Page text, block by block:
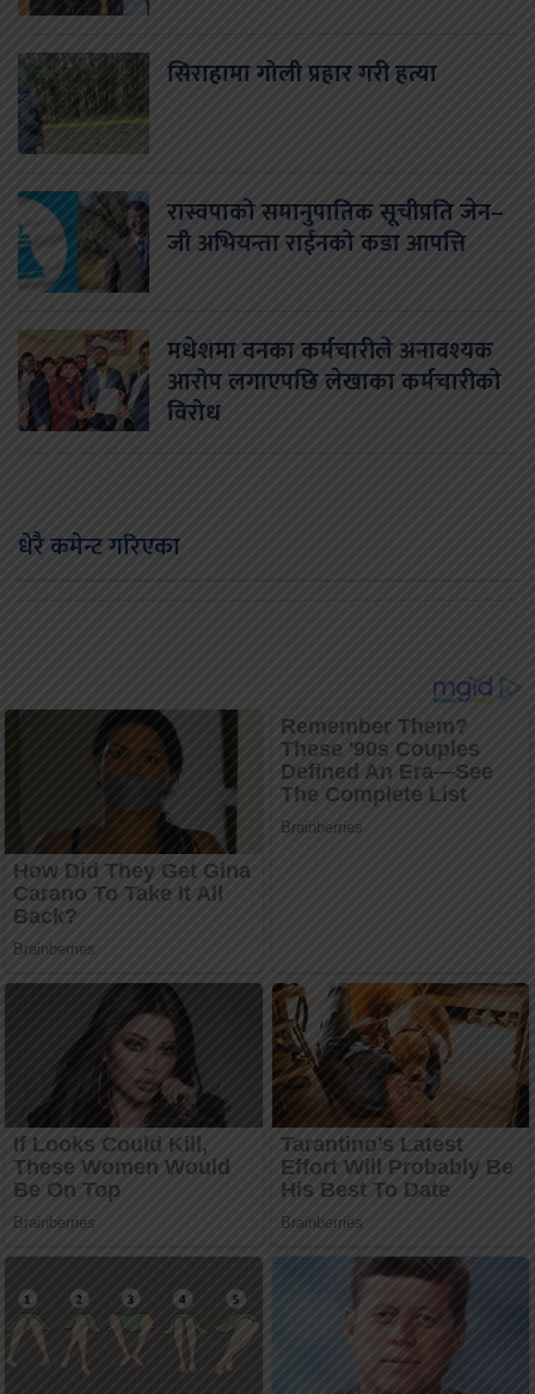
सिराहामा गोली प्रहार गरी हत्या
रास्वपाको समानुपातिक सूचीप्रति जेन–
जी अभियन्ता राईनको कडा आपत्ति
मधेशमा वनका कर्मचारीले अनावश्यक
आरोप लगाएपछि लेखाका कर्मचारीको
विरोध
धेरै कमेन्ट गरिएका